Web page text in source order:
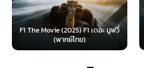
F1 The Movie (2025) F1 เดอะ มูฟวี่
(พากย์ไทย)